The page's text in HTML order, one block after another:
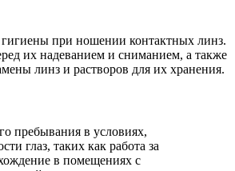
при ношении контактных линз.
их надеванием и сниманием, а также
линз и растворов для их хранения.
пребывания в условиях,
глаз, таких как работа за
в помещениях с